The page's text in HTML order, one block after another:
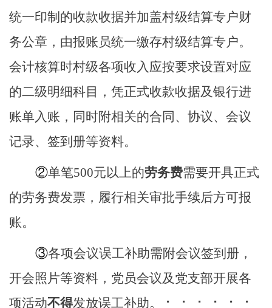
统一印制的收款收据并加盖村级结算专户财
务公章，由报账员统一缴存村级结算专户。
会计核算时村级各项收入应按要求设置对应
的二级明细科目，凭正式收款收据及银行进
账单入账，同时附相关的合同、协议、会议
记录、签到册等资料。
②单笔500元以上的劳务费需要开具正式
的劳务费发票，履行相关审批手续后方可报
账。
③各项会议误工补助需附会议签到册，
开会照片等资料，党员会议及党支部开展各
项活动不得发放误工补助。 ⠂ ⠂ ⠂ ⠂ ⠂ ⠂